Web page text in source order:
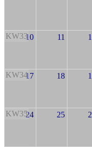
KW3310 11
KW3417 18
KW3524 25